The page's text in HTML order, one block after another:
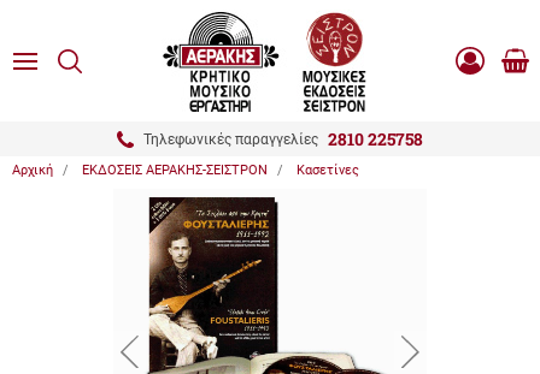
MENUΑΝΑΖΗΤΗΣΗ
Τηλεφωνικές παραγγελίες 2810 225758
Είσοδος
Αρχική ΕΚΔΟΣΕΙΣ ΑΕΡΑΚΗΣ-ΣΕΙΣΤΡΟΝ Κασετίνες
button.prev button.next